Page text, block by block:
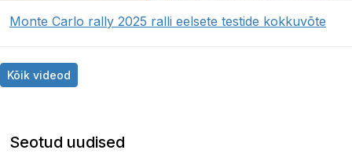
Monte Carlo rally 2025 ralli eelsete testide kokkuvõte
Kõik videod
Seotud uudised